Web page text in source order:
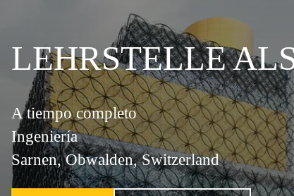
LEHRSTELLE
A tiempo completo
Ingeniería
Sarnen, Obwalden, Switzerland